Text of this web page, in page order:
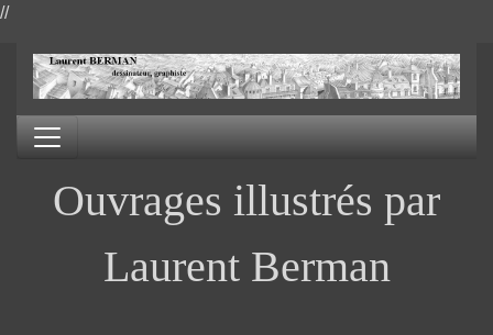
//
Ouvrages illustrés par
Laurent Berman